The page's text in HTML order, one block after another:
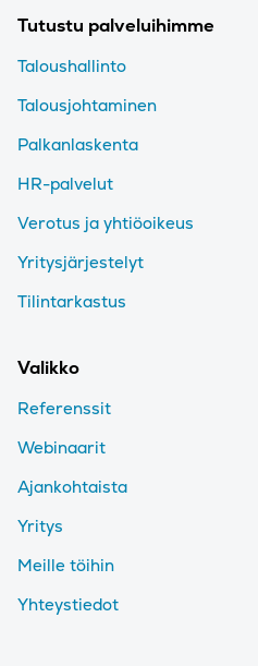
Tutustu palveluihimme
Taloushallinto
Talousjohtaminen
Palkanlaskenta
HR-palvelut
Verotus ja yhtiöoikeus
Yritysjärjestelyt
Tilintarkastus
Valikko
Referenssit
Webinaarit
Ajankohtaista
Yritys
Meille töihin
Yhteystiedot